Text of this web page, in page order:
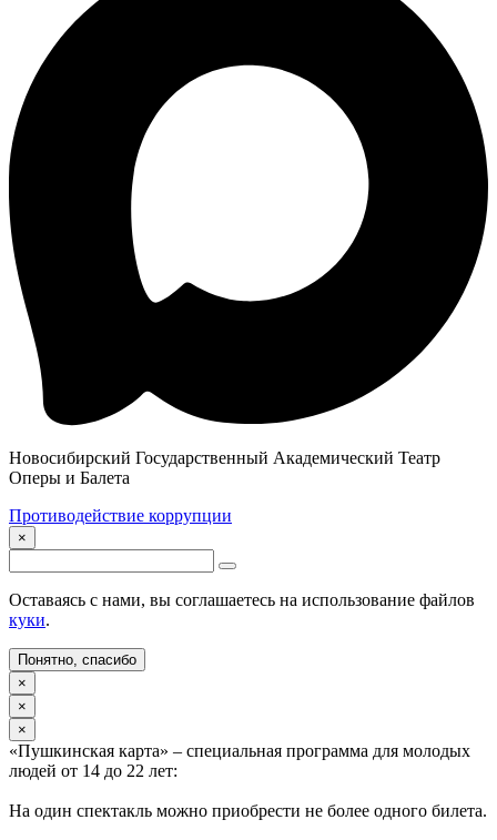
Новосибирский Государственный Академический Театр
Оперы и Балета
Противодействие коррупции
×
Оставаясь с нами, вы соглашаетесь на использование файлов
куки.
Понятно, спасибо
×
×
×
«Пушкинская карта» – специальная программа для молодых
людей от 14 до 22 лет:
На один спектакль можно приобрести не более одного билета.